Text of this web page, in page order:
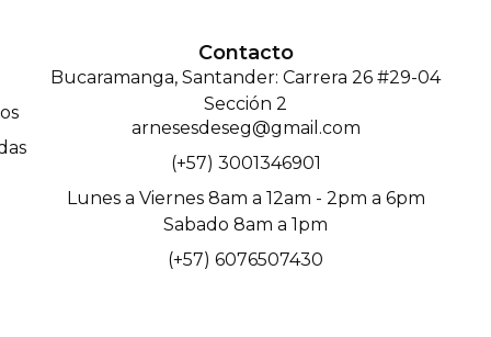
Contacto
Bucaramanga, Santander: Carrera 26 #29-04
Sección 2
arnesesdeseg@gmail.com
(+57) 3001346901
Lunes a Viernes 8am a 12am - 2pm a 6pm
Sabado 8am a 1pm
(+57) 6076507430